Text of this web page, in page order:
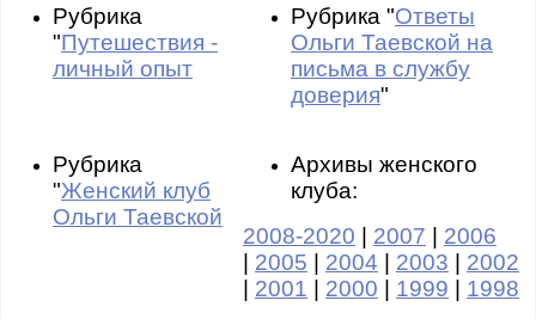
Рубрика
"Путешествия -
личный опыт
Рубрика "Ответы
Ольги Таевской на
письма в службу
доверия"
Рубрика
"Женский клуб
Ольги Таевской
Архивы женского
клуба:
2008-2020
2007
2006
2005 2004 2003
2002
2001 2000 1999 1998